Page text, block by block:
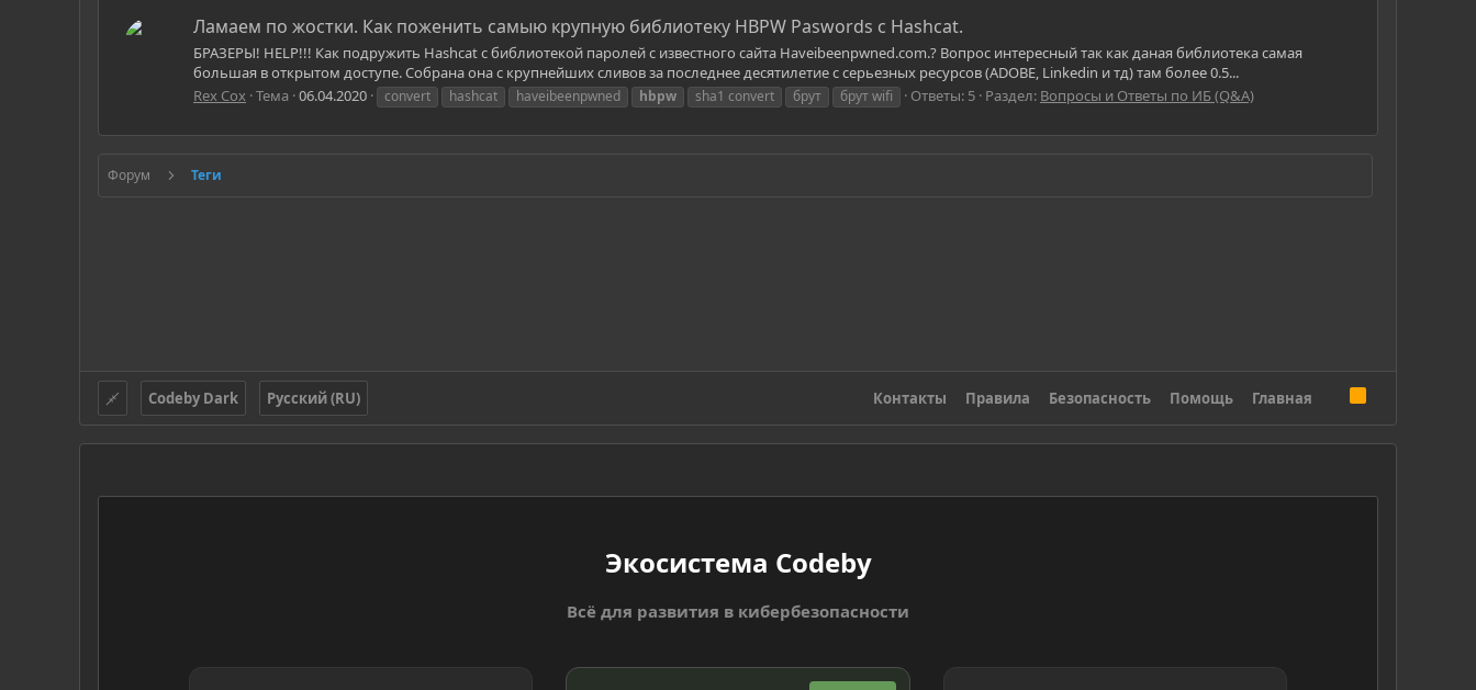
Ламаем по жостки. Как поженить самыю крупную библиотеку HBPW Paswords с Hashcat.
БРАЗЕРЫ! HELP!!! Как подружить Hashcat с библиотекой паролей с известного сайта Haveibeenpwned.com.? Вопрос интересный так как даная библиотека самая
большая в открытом доступе. Собрана она с крупнейших сливов за последнее десятилетие с серьезных ресурсов (ADOBE, Linkedin и тд) там более 0.5...
Rex Cox Тема 06.04.2020 convert hashcat haveibeenpwned hbpw sha1 convert брут брут wifi Ответы: 5 Раздел: Вопросы и Ответы по ИБ (Q&A)
Форум Теги
Codeby Dark Русский (RU) Контакты Правила Безопасность Помощь Главная
S
Экосистема Codeby
Всё для развития в кибербезопасности